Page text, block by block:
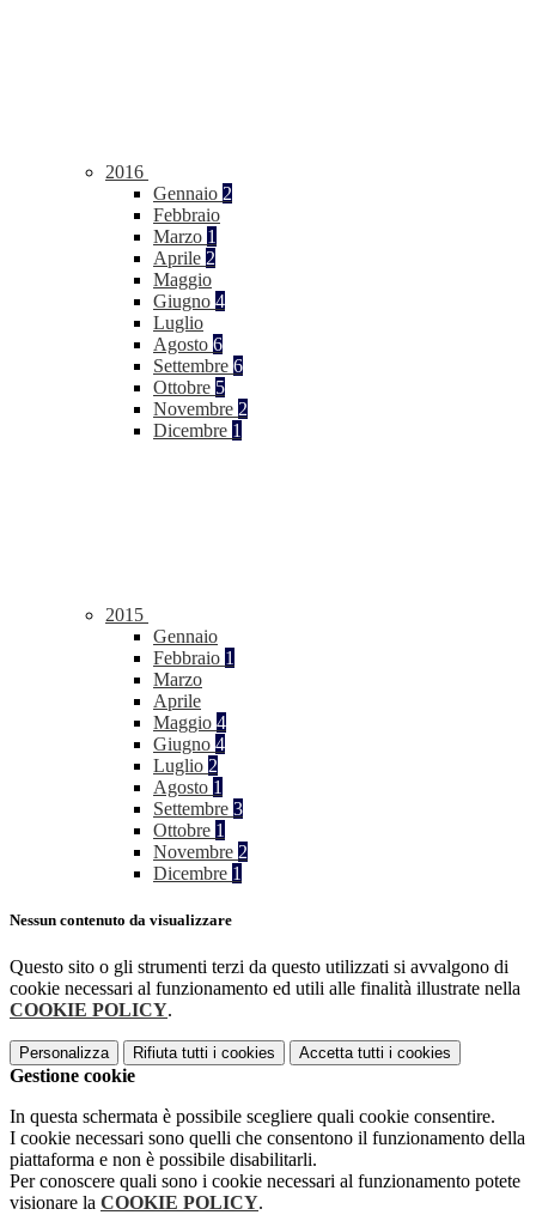
2016
Gennaio 2
Febbraio
Marzo 1
Aprile 2
Maggio
Giugno 4
Luglio
Agosto 6
Settembre 6
Ottobre 5
Novembre 2
Dicembre 1
2015
Gennaio
Febbraio 1
Marzo
Aprile
Maggio 4
Giugno 4
Luglio 2
Agosto 1
Settembre 3
Ottobre 1
Novembre 2
Dicembre 1
Nessun contenuto da visualizzare
Questo sito o gli strumenti terzi da questo utilizzati si avvalgono di
cookie necessari al funzionamento ed utili alle finalità illustrate nella
COOKIE POLICY.
Personalizza Rifiuta tutti i cookies Accetta tutti i cookies
Gestione cookie
In questa schermata è possibile scegliere quali cookie consentire.
I cookie necessari sono quelli che consentono il funzionamento della
piattaforma e non è possibile disabilitarli.
Per conoscere quali sono i cookie necessari al funzionamento potete
visionare la COOKIE POLICY.